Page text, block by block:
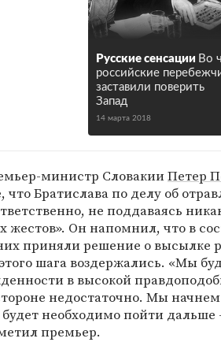
Русские сенсации Во
российские
заставили поверить
Запад
14 марта 2018
министр СловакииПетер
что Братислава по делу об
не поддаваясь
жестов». Он напомнил, что в
приняли решение о высылке
шага воздержались. «Мы
в высокой
недостаточно. Мы начнем
необходимо пойти
премьер.